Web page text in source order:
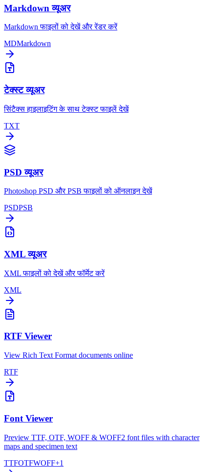
Markdown व्यूअर
Markdown फाइलों को देखें और रेंडर करें
MDMarkdown
टेक्स्ट व्यूअर
सिंटैक्स हाइलाइटिंग के साथ टेक्स्ट फाइलें देखें
TXT
PSD व्यूअर
Photoshop PSD और PSB फाइलों को ऑनलाइन देखें
PSDPSB
XML व्यूअर
XML फाइलों को देखें और फॉर्मेट करें
XML
RTF Viewer
View Rich Text Format documents online
RTF
Font Viewer
Preview TTF, OTF, WOFF & WOFF2 font files with character
maps and specimen text
TTFOTFWOFF+1